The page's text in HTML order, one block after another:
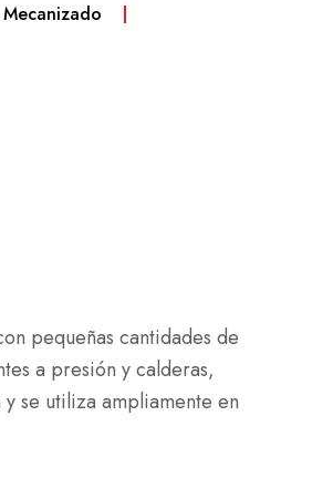
Mecanizado
pequeñas cantidades de
a presión y calderas,
se utiliza ampliamente en